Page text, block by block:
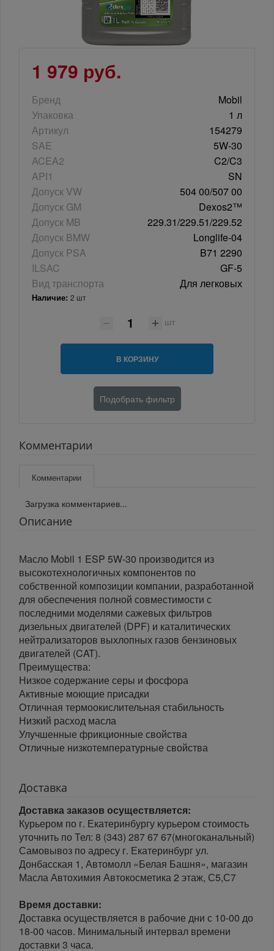
1 979 руб.
Бренд
Mobil
Упаковка
1 л
Артикул
154279
SAE
5W-30
ACEA2
C2/C3
API1
SN
Допуск VW
504 00/507 00
Допуск GM
Dexos2™
Допуск MB
229.31/229.51/229.52
Допуск BMW
Longlife-04
Допуск PSA
B71 2290
ILSAC
GF-5
Вид транспорта
Для легковых
Наличие: 2 шт
шт
В КОРЗИНУ
Подобрать фильтр
Комментарии
Комментарии
Загрузка комментариев...
Описание
Масло Mobil 1 ESP 5W-30 производится из
высокотехнологичных компонентов по
собственной композиции компании, разработанной
для обеспечения полной совместимости с
последними моделями сажевых фильтров
дизельных двигателей (DPF) и каталитических
нейтрализаторов выхлопных газов бензиновых
двигателей (CAT).
Преимущества:
Низкое содержание серы и фосфора
Активные моющие присадки
Отличная термоокислительная стабильность
Низкий расход масла
Улучшенные фрикционные свойства
Отличные низкотемпературные свойства
Доставка
Доставка заказов осуществляется:
Курьером по г. Екатеринбургу курьером стоимость
уточнить по Тел: 8 (343) 287 67 67(многоканальный)
Самовывоз по адресу г. Екатеринбург ул.
Донбасская 1, Автомолл «Белая Башня», магазин
Масла Автохимия Автокосметика 2 этаж, С5,С7
Время доставки:
Доставка осуществляется в рабочие дни с 10-00 до
18-00 часов. Минимальный интервал времени
доставки 3 часа.